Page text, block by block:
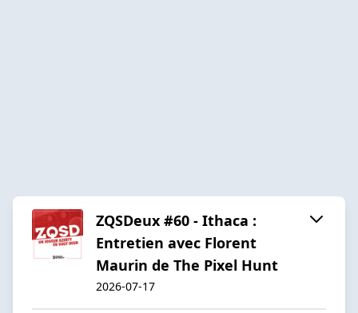
ZQSDeux #60 - Ithaca :
Entretien avec Florent
Maurin de The Pixel Hunt
2026-07-17